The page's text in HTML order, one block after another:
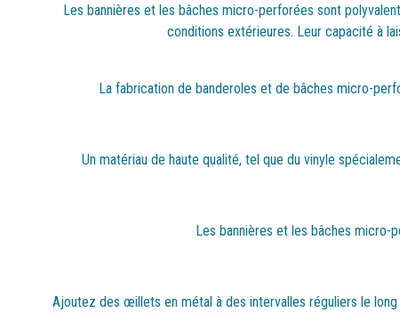
Les bannières et les bâches micro-perforées sont
conditions extérieures. Leur capacité à
La fabrication de banderoles et de bâches micro-
Un matériau de haute qualité, tel que du vinyle
Les bannières et les bâches micro-
Ajoutez des œillets en métal à des intervalles réguliers le